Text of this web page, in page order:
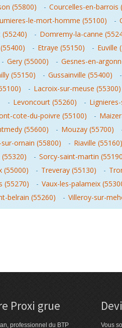
(55800) - Courcelles-en-barrois
le-mort-homme (55100) -
- Domremy-la-canne
- Etraye (55150) - Euville
- Gery (55000) - Gesnes-en-
(55150) - Gussainville (55400) -
- Lacroix-sur-meuse (55300)
- Levoncourt (55260) -
cote-du-poivre (55100) -
(55600) - Mouzay (55700)
sur-ornain (55800) - Riaville (55160)
- Sorcy-saint-martin
(55000) - Treveray (55130) -
(55270) - Vaux-les-palameix
belrain (55260) - Villeroy-sur-
Proxi grue
professionnel du BTP Vous